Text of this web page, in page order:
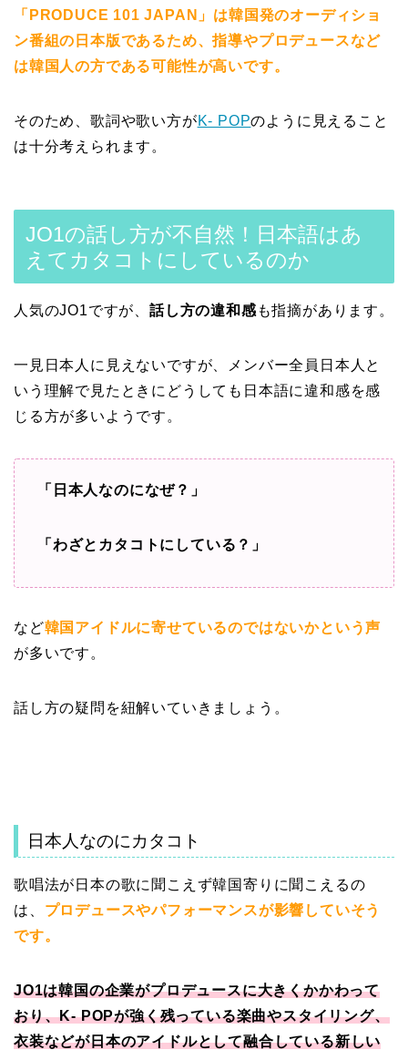
「PRODUCE 101 JAPAN」は韓国発のオーディショ
ン番組の日本版であるため、指導やプロデュースなど
は韓国人の方である可能性が高いです。
そのため、歌詞や歌い方がK- POPのように見えること
は十分考えられます。
JO1の話し方が不自然！日本語はあ
えてカタコトにしているのか
人気のJO1ですが、 話し方の違和感 も指摘があります。
一見日本人に見えないですが、メンバー全員日本人と
いう理解で見たときにどうしても日本語に違和感を感
じる方が多いようです。
「日本人なのになぜ？」
「わざとカタコトにしている？」
など韓国アイドルに寄せているのではないかという声
が多いです。
話し方の疑問を紐解いていきましょう。
日本人なのにカタコト
歌唱法が日本の歌に聞こえず韓国寄りに聞こえるの
は、 プロデュースやパフォーマンスが影響していそう
です。
JO1は韓国の企業がプロデュースに大きくかかわって
おり、K- POPが強く残っている楽曲やスタイリング、
衣装などが日本のアイドルとして融合している新しい